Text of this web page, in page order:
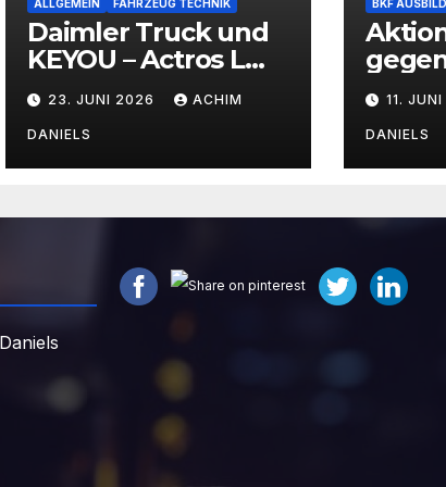
ALLGEMEIN FAHRZEUG TECHNIK
Daimler Truck und
KEYOU – Actros L
mit Wasserstoff-
Verbrennermotor
23. JUNI 2026 ACHIM
DANIELS
BKF
11.
DANIELS